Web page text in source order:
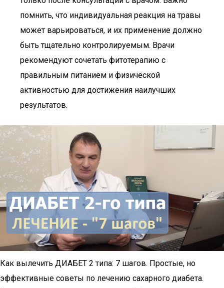
помнить, что индивидуальная реакция на травы
может варьироваться, и их применение должно
быть тщательно контролируемым. Врачи
рекомендуют сочетать фитотерапию с
правильным питанием и физической
активностью для достижения наилучших
результатов.
Как вылечить ДИАБЕТ 2 типа: 7 шагов. Простые, но
эффективные советы по лечению сахарного диабета.